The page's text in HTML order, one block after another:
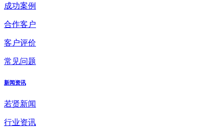
成功案例
合作客户
客户评价
常见问题
新闻资讯
若贤新闻
行业资讯